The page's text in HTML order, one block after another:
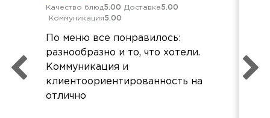
Качество блюд5.00 Доставка5.00
Коммуникация5.00
По меню все понравилось:
разнообразно и то, что хотели.
Коммуникация и
клиентоориентированность на
отлично